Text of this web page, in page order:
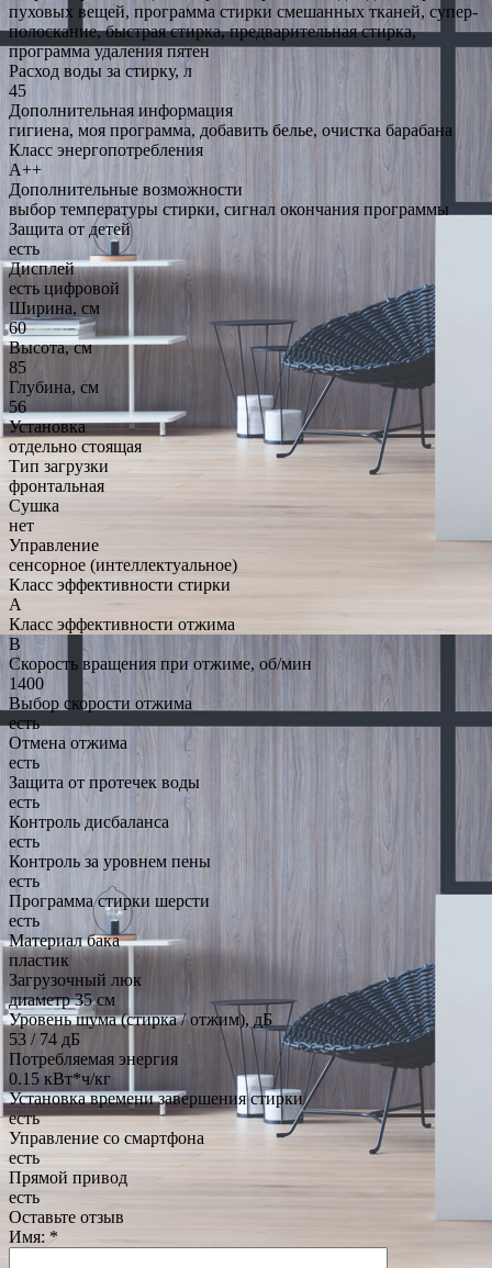
пуховых вещей, программа стирки смешанных тканей, супер-
полоскание, быстрая стирка, предварительная стирка,
программа удаления пятен
Расход воды за стирку, л
45
Дополнительная информация
гигиена, моя программа, добавить белье, очистка барабана
Класс энергопотребления
A++
Дополнительные возможности
выбор температуры стирки, сигнал окончания программы
Защита от детей
есть
Дисплей
есть цифровой
Ширина, см
60
Высота, см
85
Глубина, см
56
Установка
отдельно стоящая
Тип загрузки
фронтальная
Сушка
нет
Управление
сенсорное (интеллектуальное)
Класс эффективности стирки
A
Класс эффективности отжима
B
Скорость вращения при отжиме, об/мин
1400
Выбор скорости отжима
есть
Отмена отжима
есть
Защита от протечек воды
есть
Контроль дисбаланса
есть
Контроль за уровнем пены
есть
Программа стирки шерсти
есть
Материал бака
пластик
Загрузочный люк
диаметр 35 см
Уровень шума (стирка / отжим), дБ
53 / 74 дБ
Потребляемая энергия
0.15 кВт*ч/кг
Установка времени завершения стирки
есть
Управление со смартфона
есть
Прямой привод
есть
Оставьте отзыв
Имя: *